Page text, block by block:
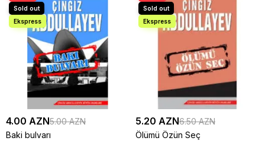
4.00 AZN5.00 AZN
Baki bulvarı
5.20 AZN6.50 AZN
Ölümü Özün Seç